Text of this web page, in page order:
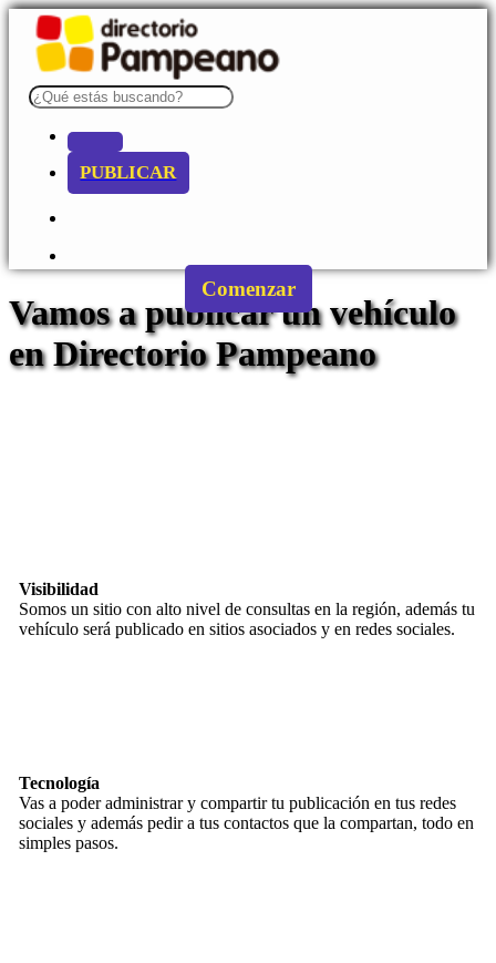
PUBLICAR
Vamos a publicar un vehículo
en Directorio Pampeano
Comenzar
Visibilidad
Somos un sitio con alto nivel de consultas en la región, además tu
vehículo será publicado en sitios asociados y en redes sociales.
Tecnología
Vas a poder administrar y compartir tu publicación en tus redes
sociales y además pedir a tus contactos que la compartan, todo en
simples pasos.